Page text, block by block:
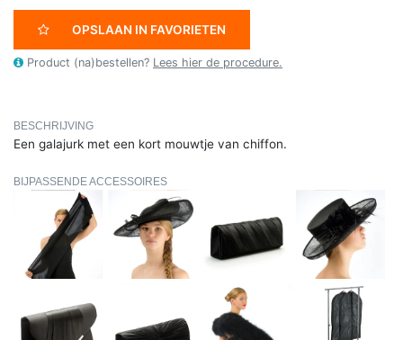
OPSLAAN IN FAVORIETEN
Product (na)bestellen? Lees hier de procedure.
BESCHRIJVING
Een galajurk met een kort mouwtje van chiffon.
BIJPASSENDE ACCESSOIRES